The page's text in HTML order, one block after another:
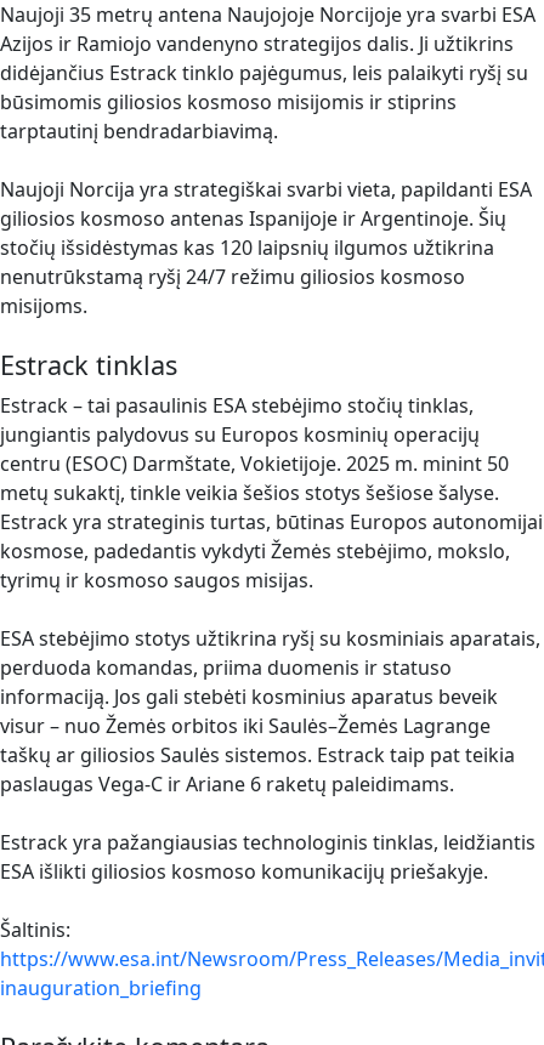
Naujoji 35 metrų antena Naujojoje Norcijoje yra svarbi ESA
Azijos ir Ramiojo vandenyno strategijos dalis. Ji užtikrins
didėjančius Estrack tinklo pajėgumus, leis palaikyti ryšį su
būsimomis giliosios kosmoso misijomis ir stiprins
tarptautinį bendradarbiavimą.
Naujoji Norcija yra strategiškai svarbi vieta, papildanti ESA
giliosios kosmoso antenas Ispanijoje ir Argentinoje. Šių
stočių išsidėstymas kas 120 laipsnių ilgumos užtikrina
nenutrūkstamą ryšį 24/7 režimu giliosios kosmoso
misijoms.
Estrack tinklas
Estrack – tai pasaulinis ESA stebėjimo stočių tinklas,
jungiantis palydovus su Europos kosminių operacijų
centru (ESOC) Darmštate, Vokietijoje. 2025 m. minint 50
metų sukaktį, tinkle veikia šešios stotys šešiose šalyse.
Estrack yra strateginis turtas, būtinas Europos autonomijai
kosmose, padedantis vykdyti Žemės stebėjimo, mokslo,
tyrimų ir kosmoso saugos misijas.
ESA stebėjimo stotys užtikrina ryšį su kosminiais aparatais,
perduoda komandas, priima duomenis ir statuso
informaciją. Jos gali stebėti kosminius aparatus beveik
visur – nuo Žemės orbitos iki Saulės–Žemės Lagrange
taškų ar giliosios Saulės sistemos. Estrack taip pat teikia
paslaugas Vega-C ir Ariane 6 raketų paleidimams.
Estrack yra pažangiausias technologinis tinklas, leidžiantis
ESA išlikti giliosios kosmoso komunikacijų priešakyje.
Šaltinis:
https://www.esa.int/Newsroom/Press_Releases/
inauguration_briefing